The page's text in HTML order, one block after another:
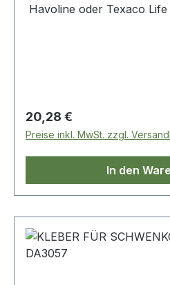
Havoline oder Texaco
Kühlsysteme zu bieten,
Hochtemperatur-
modernen
Regulärer Preis:
20,28 €
Preise inkl. MwSt. zzgl.
In den